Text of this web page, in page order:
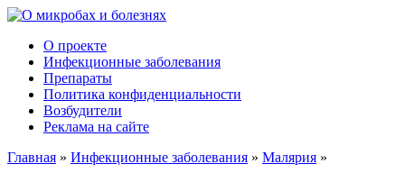
О проекте
Инфекционные заболевания
Препараты
Политика конфиденциальности
Возбудители
Реклама на сайте
Главная » Инфекционные заболевания » Малярия »